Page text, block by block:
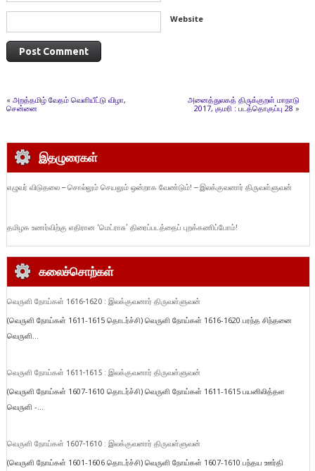
Website
« அறத்தமிழ் வேதம் வெளியீட்டு விழா,
சென்னை
அனைத்துலகத் திருக்குறள் மாநாடு
2017, குமரி : படத்தொகுப்பு 28 »
இதழுரைகள்
எழுவர் விடுதலை – சொல்லும் செயலும் ஒன்றாக வேண்டும்! – இலக்குவனார் திருவள்ளுவன்
தமிழக உணர்விற்கு எதிரான ‘மெட்ராசு’ திரைப்படத்தைப் புறக்கணிப்போம்!
கலைச்சொற்கள்
வெருளி நோய்கள் 1616-1620 : இலக்குவனார் திருவள்ளுவன்
(வெருளி நோய்கள் 1611-1615 தொடர்ச்சி) வெருளி நோய்கள் 1616-1620 பரந்த சிந்தனை
வெருளி...
வெருளி நோய்கள் 1611-1615 : இலக்குவனார் திருவள்ளுவன்
(வெருளி நோய்கள் 1607-1610 தொடர்ச்சி) வெருளி நோய்கள் 1611-1615 பயனிலித்தள
வெருளி -...
வெருளி நோய்கள் 1607-1610 : இலக்குவனார் திருவள்ளுவன்
(வெருளி நோய்கள் 1601-1606 தொடர்ச்சி) வெருளி நோய்கள் 1607-1610 பந்தய ஊர்தி